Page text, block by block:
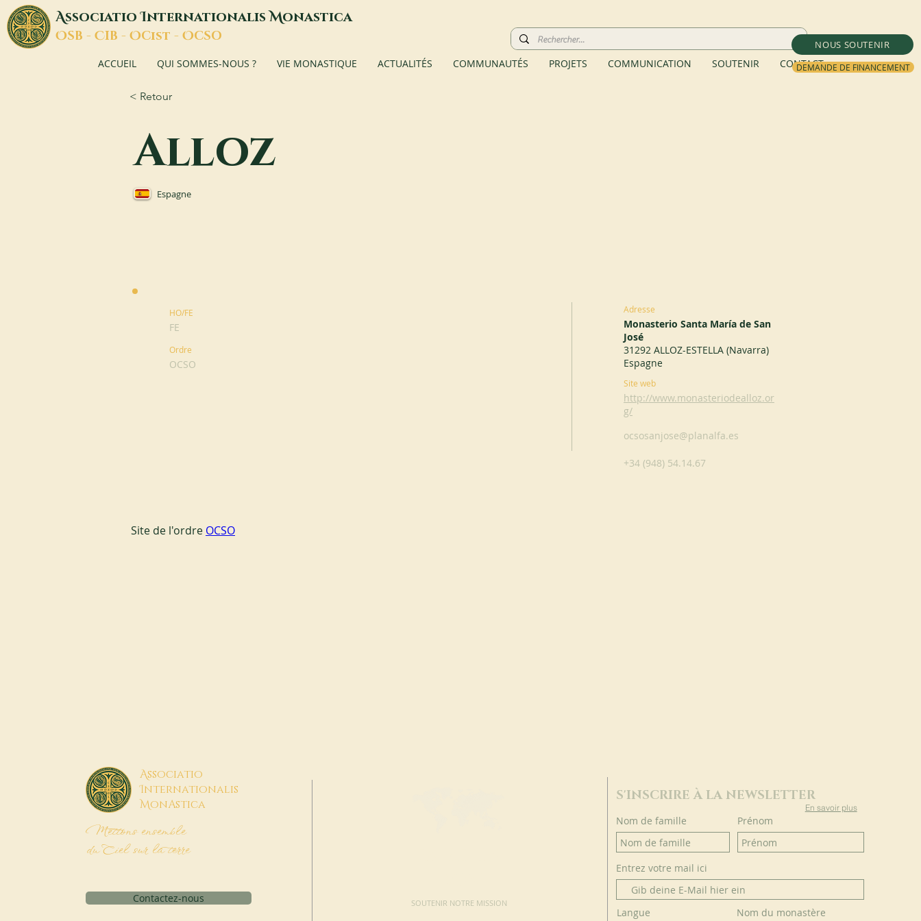
NOUS SOUTENIR
DEMANDE DE FINANCEMENT
AssociatioInternationalisMonastica
OSB - CIB - OCist - OCSO
ACCUEIL QUI SOMMES-NOUS ? VIE MONASTIQUE ACTUALITÉS COMMUNAUTÉS PROJETS COMMUNICATION SOUTENIR CONTACT
< Retour
Alloz
Espagne
HO/FE
FE
Ordre
OCSO
Adresse
Monasterio Santa María de San
José
31292 ALLOZ-ESTELLA (Navarra)
Espagne
Site web
http://www.monasteriodealloz.or
g/
ocsosanjose@planalfa.es
+34 (948) 54.14.67
Site de l'ordre OCSO
Associatio
Internationalis
MonAstica
Mettons ensemble
du Ciel sur la terre
Contactez-nous SOUTENIR NOTRE MISSION
S'INSCRIRE À LA NEWSLETTER
En savoir plus
Nom de famille Prénom
Entrez votre mail ici
Langue Nom du monastère